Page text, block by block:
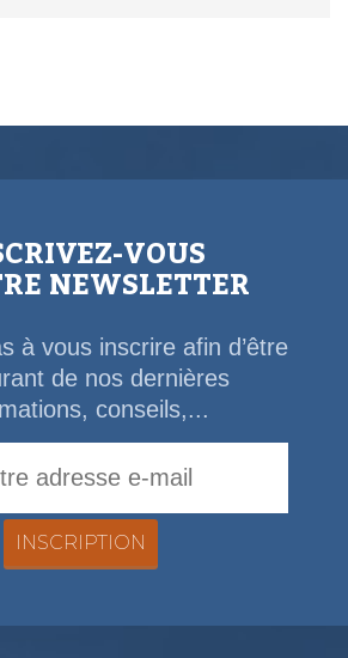
VOUS
NEWSLETTER
à vous inscrire afin d’être
de nos dernières
conseils,...